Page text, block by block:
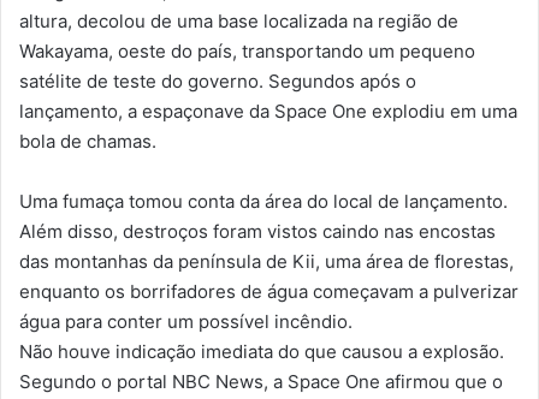
altura, decolou de uma base localizada na região de
Wakayama, oeste do país, transportando um pequeno
satélite de teste do governo. Segundos após o
lançamento, a espaçonave da Space One explodiu em uma
bola de chamas.
Uma fumaça tomou conta da área do local de lançamento.
Além disso, destroços foram vistos caindo nas encostas
das montanhas da península de Kii, uma área de florestas,
enquanto os borrifadores de água começavam a pulverizar
água para conter um possível incêndio.
Não houve indicação imediata do que causou a explosão.
Segundo o portal NBC News, a Space One afirmou que o